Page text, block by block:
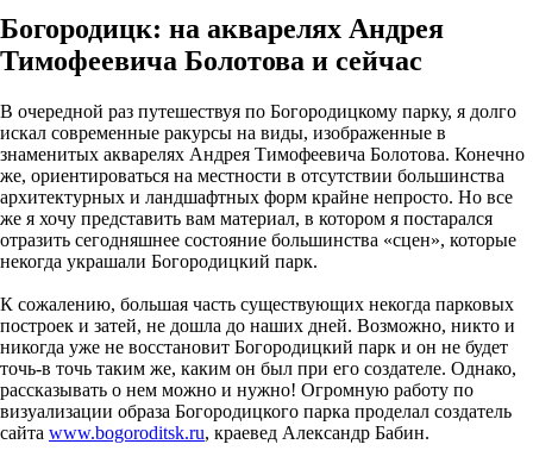
Богородицк: на акварелях Андрея
Тимофеевича Болотова и сейчас
В очередной раз путешествуя по Богородицкому парку, я долго
искал современные ракурсы на виды, изображенные в
знаменитых акварелях Андрея Тимофеевича Болотова. Конечно
же, ориентироваться на местности в отсутствии большинства
архитектурных и ландшафтных форм крайне непросто. Но все
же я хочу представить вам материал, в котором я постарался
отразить сегодняшнее состояние большинства «сцен», которые
некогда украшали Богородицкий парк.
К сожалению, большая часть существующих некогда парковых
построек и затей, не дошла до наших дней. Возможно, никто и
никогда уже не восстановит Богородицкий парк и он не будет
точь-в точь таким же, каким он был при его создателе. Однако,
рассказывать о нем можно и нужно! Огромную работу по
визуализации образа Богородицкого парка проделал создатель
сайта www.bogoroditsk.ru, краевед Александр Бабин.